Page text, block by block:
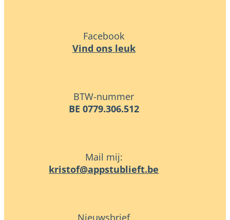
Facebook
Vind ons leuk
BTW-nummer
BE 0779.306.512
Mail mij:
eb.tfeilbutsppa@fotsirk
Nieuwsbrief